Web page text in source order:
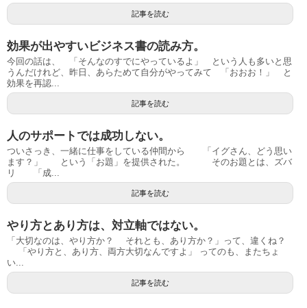
記事を読む
効果が出やすいビジネス書の読み方。
今回の話は、 「そんなのすでにやっているよ」 という人も多いと思
うんだけれど、昨日、あらためて自分がやってみて 「おおお！」 と
効果を再認...
記事を読む
人のサポートでは成功しない。
ついさっき、一緒に仕事をしている仲間から 「イグさん、どう思い
ます？」 という「お題」を提供された。 そのお題とは、ズバ
リ 「成...
記事を読む
やり方とあり方は、対立軸ではない。
「大切なのは、やり方か？ それとも、あり方か？」って、違くね？
「やり方と、あり方、両方大切なんですよ」 ってのも、またちょ
い...
記事を読む